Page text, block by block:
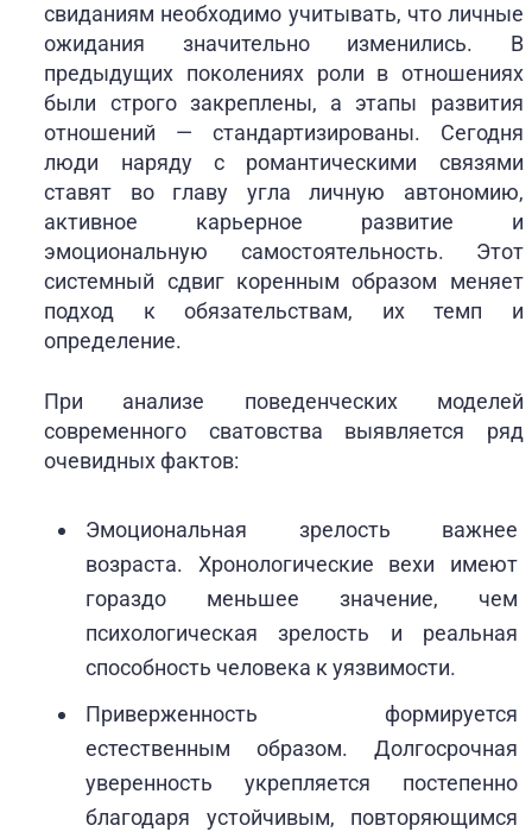
свиданиям необходимо учитывать, что личные
ожидания значительно изменились. В
предыдущих поколениях роли в отношениях
были строго закреплены, а этапы развития
отношений — стандартизированы. Сегодня
люди наряду с романтическими связями
ставят во главу угла личную автономию,
активное карьерное развитие и
эмоциональную самостоятельность. Этот
системный сдвиг коренным образом меняет
подход к обязательствам, их темп и
определение.
При анализе поведенческих моделей
современного сватовства выявляется ряд
очевидных фактов:
Эмоциональная зрелость важнее
возраста. Хронологические вехи имеют
гораздо меньшее значение, чем
психологическая зрелость и реальная
способность человека к уязвимости.
Приверженность формируется
естественным образом. Долгосрочная
уверенность укрепляется постепенно
благодаря устойчивым, повторяющимся